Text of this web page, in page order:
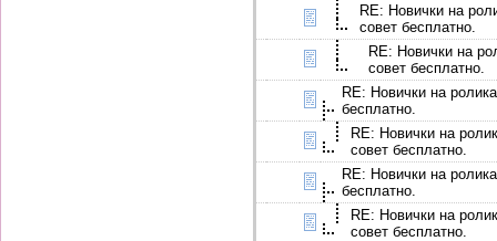
RE: Новички на
совет бесплатно.
RE: Новички на
совет бесплатно.
RE: Новички на
бесплатно.
RE: Новички на
совет бесплатно.
RE: Новички на
бесплатно.
RE: Новички на
совет бесплатно.